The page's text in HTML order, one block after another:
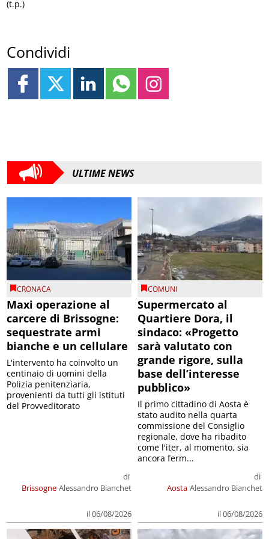
(t.p.)
Condividi
ULTIME NEWS
CRONACA
Maxi operazione al
carcere di Brissogne:
sequestrate armi
bianche e un cellulare
Brissogne
di
Alessandro Bianchet
il 06/08/2026
L'intervento ha coinvolto un
centinaio di uomini della
Polizia penitenziaria,
provenienti da tutti gli istituti
del Provveditorato
COMUNI
Supermercato al
Quartiere Dora, il
sindaco: «Progetto
sarà valutato con
grande rigore, sulla
base dell’interesse
pubblico»
Aosta
di
Alessandro Bianchet
il 06/08/2026
Il primo cittadino di Aosta è
stato audito nella quarta
commissione del Consiglio
regionale, dove ha ribadito
come l'iter, al momento, sia
ancora ferm...